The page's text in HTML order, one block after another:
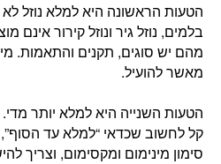
הטעות הראשונה היא למלא נוזל
בלמים, נוזל גיר ונוזל קירור אינם
מהם יש סוגים, תקנים והתאמות.
מאשר להועיל.
הטעות השנייה היא למלא יותר
קל לחשוב שכדאי “למלא עד
סימון מינימום ומקסימום, וצריך